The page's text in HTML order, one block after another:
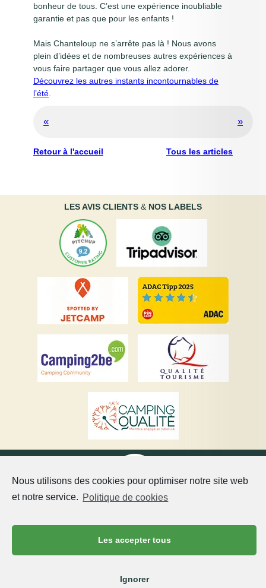
Nous utilisons des cookies pour optimiser notre site web
et notre service. Politique de cookies
Les accepter tous
Ignorer
bonheur de tous. C’est une expérience inoubliable
garantie et pas que pour les enfants !
Mais Chanteloup ne s’arrête pas là ! Nous avons
plein d’idées et de nombreuses autres expériences à
vous faire partager que vous allez adorer.
Découvrez les autres instants incontournables de
l’été
« »
Retour à l'accueil Tous les articles
LES AVIS CLIENTS & NOS LABELS
étoiles dans la Sarthe Tous droits réservés –
Mentions légales